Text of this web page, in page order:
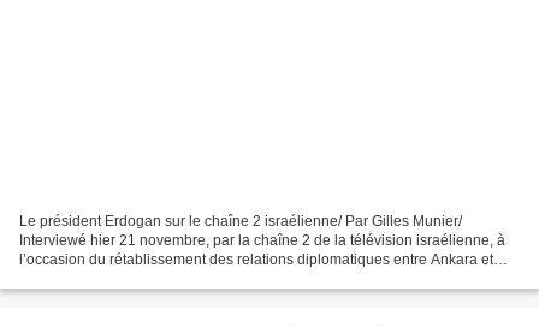
Le président Erdogan sur le chaîne 2 israélienne/ Par Gilles Munier/
Interviewé hier 21 novembre, par la chaîne 2 de la télévision israélienne, à
l’occasion du rétablissement des relations diplomatiques entre Ankara et